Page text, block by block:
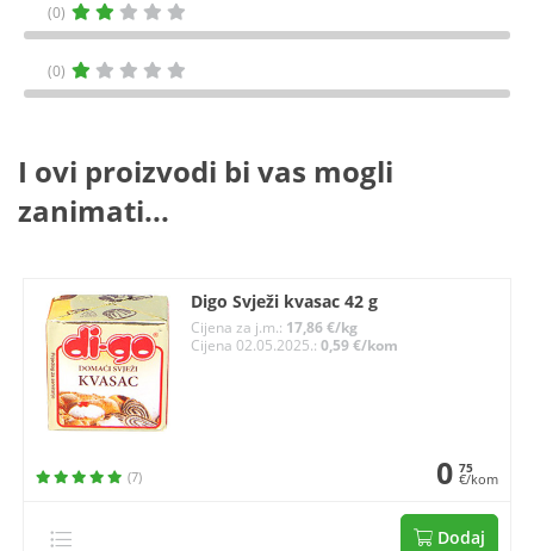
(0)
(0)
I ovi proizvodi bi vas mogli
zanimati...
Digo Svježi kvasac 42 g
Cijena za j.m.: 17,86 €/kg
Cijena 02.05.2025.:0,59 €/kom
(7) 0 75
€/kom
Dodaj